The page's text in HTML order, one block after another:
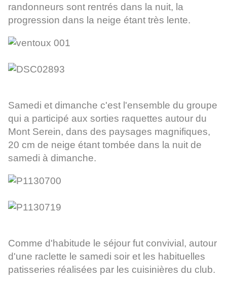
randonneurs sont rentrés dans la nuit, la
progression dans la neige étant très lente.
Samedi et dimanche c'est l'ensemble du groupe
qui a participé aux sorties raquettes autour du
Mont Serein, dans des paysages magnifiques,
20 cm de neige étant tombée dans la nuit de
samedi à dimanche.
Comme d'habitude le séjour fut convivial, autour
d'une raclette le samedi soir et les habituelles
patisseries réalisées par les cuisinières du club.